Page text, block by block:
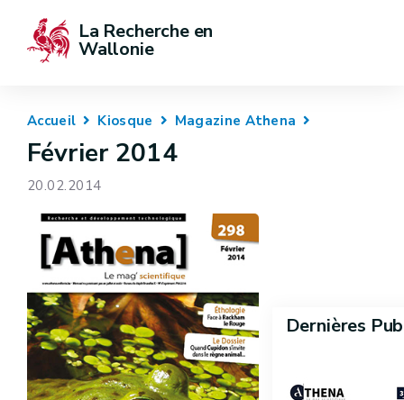
La Recherche en
Wallonie
Accueil Kiosque Magazine Athena
Février 2014
20.02.2014
Dernières